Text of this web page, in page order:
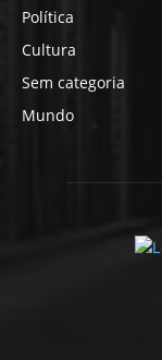
Política
Cultura
Sem categoria
Mundo